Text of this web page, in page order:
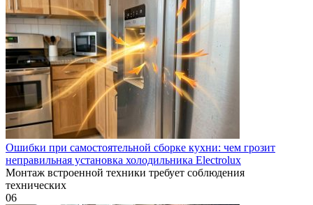
Ошибки при самостоятельной сборке кухни: чем грозит
неправильная установка холодильника Electrolux
Монтаж встроенной техники требует соблюдения
технических
06